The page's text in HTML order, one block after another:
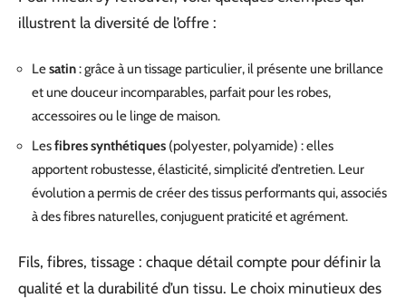
illustrent la diversité de l’offre :
Lesatin: grâce à un tissage particulier, il présente une brillance
et une douceur incomparables, parfait pour les robes,
accessoires ou le linge de maison.
Lesfibres synthétiques (polyester, polyamide) : elles
apportent robustesse, élasticité, simplicité d’entretien. Leur
évolution a permis de créer des tissus performants qui, associés
à des fibres naturelles, conjuguent praticité et agrément.
Fils, fibres, tissage : chaque détail compte pour définir la
qualité et la durabilité d’un tissu. Le choix minutieux des